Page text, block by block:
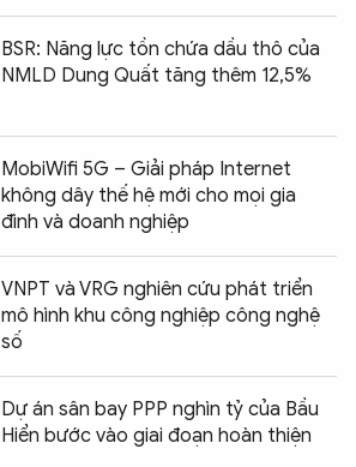
BSR: Năng lực tồn chứa dầu thô của
NMLD Dung Quất tăng thêm 12,5%
MobiWifi 5G – Giải pháp Internet
không dây thế hệ mới cho mọi gia
đình và doanh nghiệp
VNPT và VRG nghiên cứu phát triển
mô hình khu công nghiệp công nghệ
số
Dự án sân bay PPP nghìn tỷ của Bầu
Hiển bước vào giai đoạn hoàn thiện